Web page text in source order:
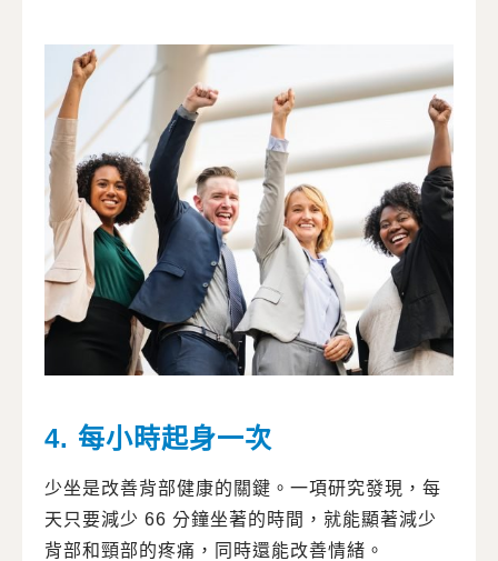
4. 每小時起身一次
少坐是改善背部健康的關鍵。一項研究發現，每
天只要減少 66 分鐘坐著的時間，就能顯著減少
背部和頸部的疼痛，同時還能改善情緒。